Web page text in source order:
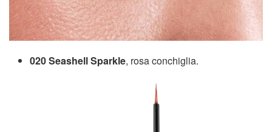
020 Seashell Sparkle, rosa conchiglia.